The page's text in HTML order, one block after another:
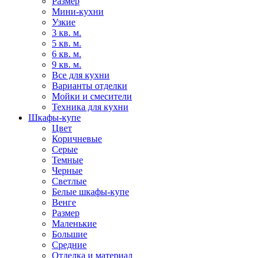
Мини-кухни
Узкие
3 кв. м.
5 кв. м.
6 кв. м.
9 кв. м.
Все для кухни
Варианты отделки
Мойки и смесители
Техника для кухни
Шкафы-купе
Цвет
Коричневые
Серые
Темные
Черные
Светлые
Белые шкафы-купе
Венге
Размер
Маленькие
Большие
Средние
Отделка и материал